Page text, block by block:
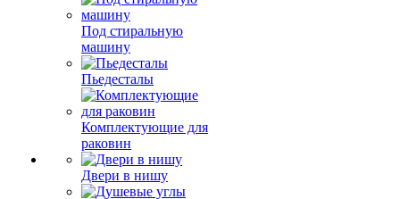
Под стиральную
машину
Пьедесталы
Комплектующие для
раковин
Двери в нишу